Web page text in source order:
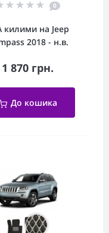
0
килими на Jeep
2018 - н.в.
1 870 грн.
До кошика